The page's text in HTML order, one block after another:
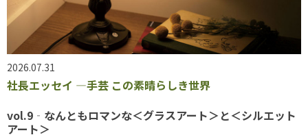
2026.07.31
社長エッセイ ―手芸 この素晴らしき世界
vol.9‐なんともロマンな＜グラスアート＞と＜シルエット
アート＞